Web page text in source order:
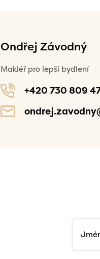
Ondřej Závodný
Makléř pro lepší bydlení
+420 730 809